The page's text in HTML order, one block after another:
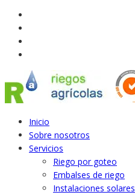
Inicio
Sobre nosotros
Servicios
Riego por goteo
Embalses de riego
Instalaciones solares